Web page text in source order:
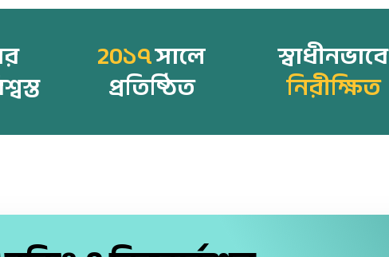
20১৭সালে
প্রতিষ্ঠিত
স্বাধীনভাবে
নিরীক্ষিত